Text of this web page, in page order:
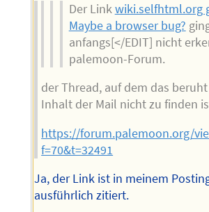
Der Linkwiki.selfhtml.org
Maybe a browser bug?
anfangs[</EDIT] nicht
palemoon-Forum.
der Thread, auf dem das
Inhalt der Mail nicht zu finden
https://forum.palemoon.org/
f=70&t=32491
Ja, der Link ist in meinem
ausführlich zitiert.